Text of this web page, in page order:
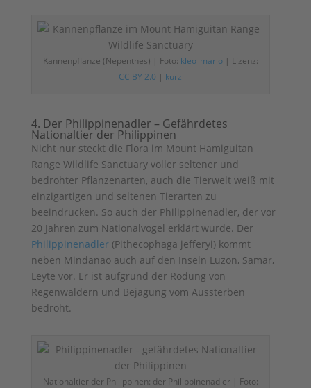
Kannenpflanze (Nepenthes) | Foto: kleo_marlo| Lizenz:
CC BY 2.0 | kurz
4. Der Philippinenadler – Gefährdetes
Nationaltier der Philippinen
Nicht nur steckt die Flora im Mount Hamiguitan
Range Wildlife Sanctuary voller seltener und
bedrohter Pflanzenarten, auch die Tierwelt weiß mit
einzigartigen und seltenen Tierarten zu
beeindrucken. So auch der Philippinenadler, der vor
20 Jahren zum Nationalvogel erklärt wurde. Der
Philippinenadler(Pithecophaga jefferyi) kommt
neben Mindanao auch auf den Inseln Luzon, Samar,
Leyte vor. Er ist aufgrund der Rodung von
Regenwäldern und Bejagung vom Aussterben
bedroht.
Nationaltier der Philippinen: der Philippinenadler | Foto: